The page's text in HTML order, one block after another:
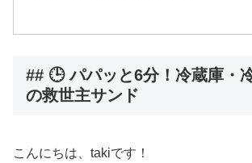
## 🕒 パパッと6分！冷蔵庫・
の救世主サンド
こんにちは、takiです！